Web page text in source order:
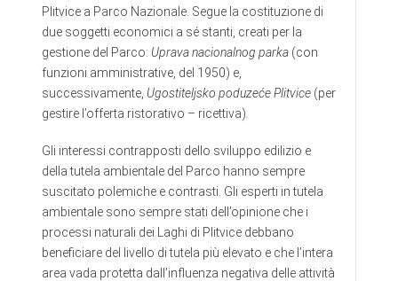
Plitvice a Parco Nazionale. Segue la costituzione di
due soggetti economici a sé stanti, creati per la
gestione del Parco: Uprava nacionalnog parka (con
funzioni amministrative, del 1950) e,
successivamente, Ugostiteljsko poduzeće Plitvice (per
gestire l’offerta ristorativo – ricettiva).
Gli interessi contrapposti dello sviluppo edilizio e
della tutela ambientale del Parco hanno sempre
suscitato polemiche e contrasti. Gli esperti in tutela
ambientale sono sempre stati dell’opinione che i
processi naturali dei Laghi di Plitvice debbano
beneficiare del livello di tutela più elevato e che l’intera
area vada protetta dall’influenza negativa delle attività